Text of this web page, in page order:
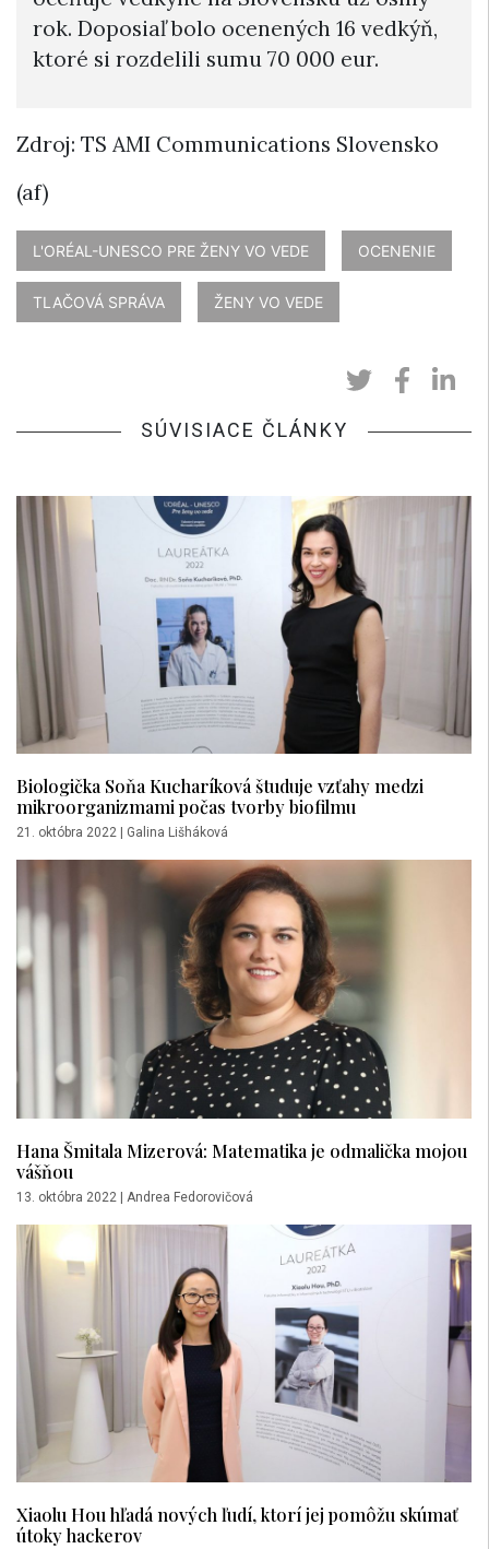
rok. Doposiaľ bolo ocenených 16 vedkýň,
ktoré si rozdelili sumu 70 000 eur.
Zdroj: TS AMI Communications Slovensko
(af)
L'ORÉAL-UNESCO PRE ŽENY VO VEDE OCENENIE
TLAČOVÁ SPRÁVA ŽENY VO VEDE
SÚVISIACE ČLÁNKY
Biologička Soňa Kucharíková študuje vzťahy medzi
mikroorganizmami počas tvorby biofilmu
21. októbra 2022 Galina Lišháková
Hana Šmitala Mizerová: Matematika je odmalička mojou
vášňou
13. októbra 2022 | Andrea Fedorovičová
Xiaolu Hou hľadá nových ľudí, ktorí jej pomôžu skúmať
útoky hackerov